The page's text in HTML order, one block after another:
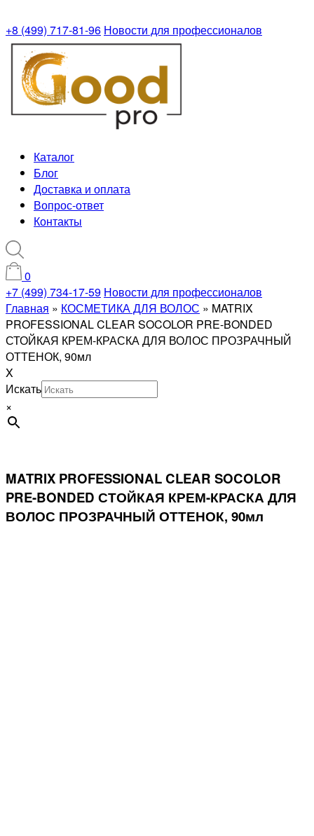
+8 (499) 717-81-96 Новости для профессионалов
Каталог
Блог
Доставка и оплата
Вопрос-ответ
Контакты
0
+7 (499) 734-17-59 Новости для профессионалов
Главная » КОСМЕТИКА ДЛЯ ВОЛОС » MATRIX
PROFESSIONAL CLEAR SOCOLOR PRE-BONDED
СТОЙКАЯ КРЕМ-КРАСКА ДЛЯ ВОЛОС ПРОЗРАЧНЫЙ
ОТТЕНОК, 90мл
X
Искать
×
MATRIX PROFESSIONAL CLEAR SOCOLOR
PRE-BONDED СТОЙКАЯ КРЕМ-КРАСКА ДЛЯ
ВОЛОС ПРОЗРАЧНЫЙ ОТТЕНОК, 90мл